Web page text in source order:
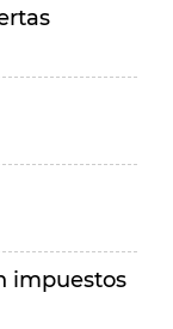
impuestos